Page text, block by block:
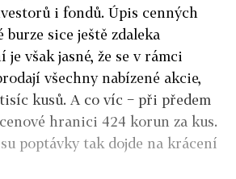
i fondů. Úpis cenných
sice ještě zdaleka
však jasné, že se v rámci
všechny nabízené akcie,
kusů. A co víc − při předem
hranici 424 korun za kus.
poptávky tak dojde na krácení